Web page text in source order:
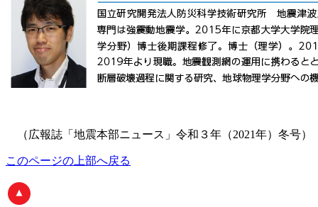
（広報誌「地震本部ニュース」令和３年（2021年）冬号）
このページの上部へ戻る